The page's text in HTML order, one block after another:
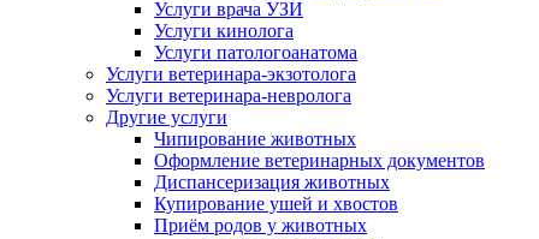
Услуги врача УЗИ
Услуги кинолога
Услуги патологоанатома
Услуги ветеринара-экзотолога
Услуги ветеринара-невролога
Другие услуги
Чипирование животных
Оформление ветеринарных документов
Диспансеризация животных
Купирование ушей и хвостов
Приём родов у животных